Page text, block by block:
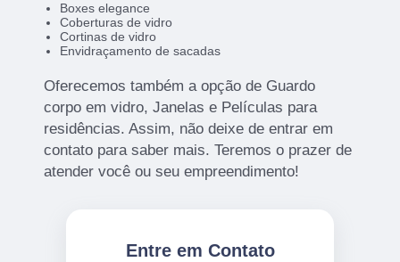
Boxes elegance
Coberturas de vidro
Cortinas de vidro
Envidraçamento de sacadas
Oferecemos também a opção de Guardo
corpo em vidro, Janelas e Películas para
residências. Assim, não deixe de entrar em
contato para saber mais. Teremos o prazer de
atender você ou seu empreendimento!
Entre em Contato